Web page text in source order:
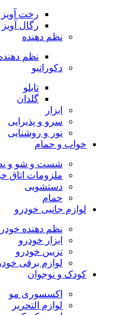
رخت آویز
رگال آویز
نظم دهنده
نظم
دکوراتیو
تابلو
گلدان
ابزار
سرو و پذیرایی
نور و روشنایی
خواب و حمام
شست و شو و
ملزومات اتاق
دستشویی
حمام
لوازم جانبی خودرو
نظم دهنده
ابزار خودرو
تزیین خودرو
لوازم برقی
کودک و نوجوان
اکسسوری مو
لوازم التحریر